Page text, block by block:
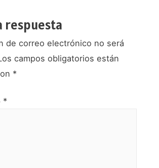
respuesta
de correo electrónico no será
campos obligatorios están
*
*